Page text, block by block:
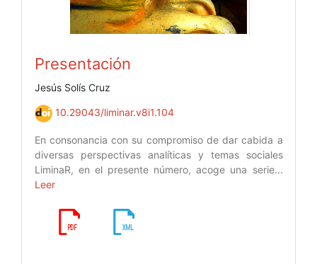
Presentación
Jesús Solís Cruz
10.29043/liminar.v8i1.104
En consonancia con su compromiso de dar cabida a
diversas perspectivas analíticas y temas sociales
LiminaR, en el presente número, acoge una serie...
Leer